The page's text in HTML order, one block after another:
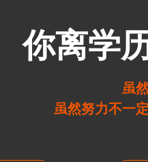
你离学
虽
虽然努力不一